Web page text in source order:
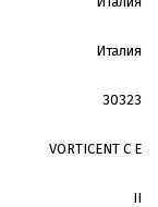
Италия
30323
VORTICENT C E
II